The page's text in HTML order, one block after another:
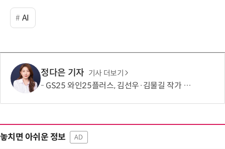
AI
정다은 기자 기사 더보기
GS25 와인25플러스, 김선우·김물길 작가 협업 아트라벨 와인 2종 출시
놓치면 아쉬운 정보 AD